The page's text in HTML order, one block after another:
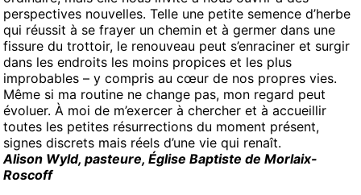
perspectives nouvelles. Telle une petite semence d’herbe
qui réussit à se frayer un chemin et à germer dans une
fissure du trottoir, le renouveau peut s’enraciner et surgir
dans les endroits les moins propices et les plus
improbables – y compris au cœur de nos propres vies.
Même si ma routine ne change pas, mon regard peut
évoluer. À moi de m’exercer à chercher et à accueillir
toutes les petites résurrections du moment présent,
signes discrets mais réels d’une vie qui renaît.
Alison Wyld, pasteure, Église Baptiste de Morlaix-
Roscoff